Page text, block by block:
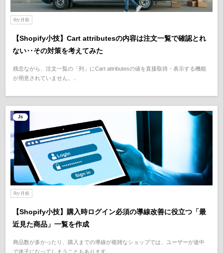
9か月前
【Shopify小技】Cart attributesの内容は注文一覧で確認とれ
ない‥その対策を考えてみた
残念ながら、注文一覧の「列」にCart attributesの値を直接取得・表示する機能
が用意されていません。..
Js
9か月前
【Shopify小技】購入時ログイン必須の導線改善に役立つ「最
近見た商品」一覧を作成
商品数が多かったり、購入までの導線が複雑なショップでは、ユーザーが途中
で迷子になってしまうこともあります。..